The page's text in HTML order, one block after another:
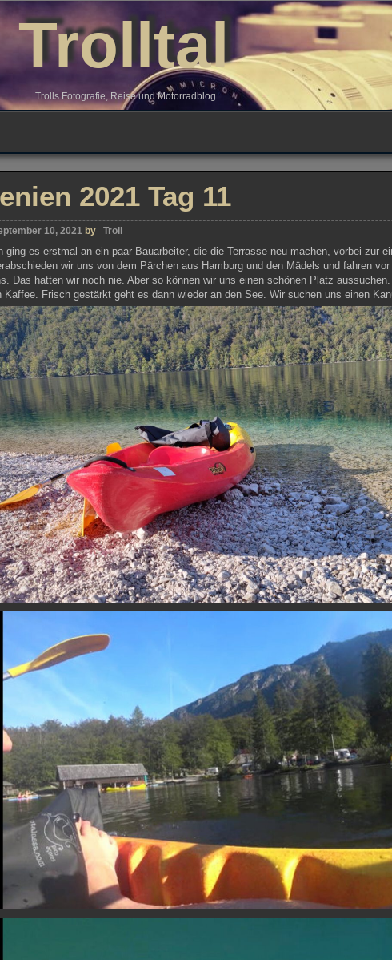
Trolltal
Trolls Fotografie, Reise und Motorradblog
2021 Tag 11
10, 2021 by Troll
ging es erstmal an ein paar Bauarbeiter, die die Terrasse neu machen, vorbei zur
wir uns von dem Pärchen aus Hamburg und den Mädels und fahren
Das hatten wir noch nie. Aber so können wir uns einen schönen Platz
Kaffee. Frisch gestärkt geht es dann wieder an den See. Wir suchen uns einen